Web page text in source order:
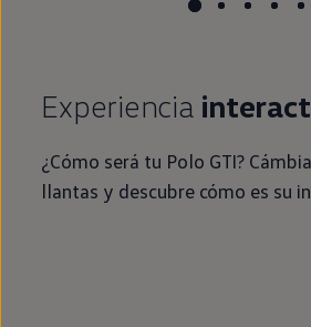
Experiencia
¿Cómo será tu Polo GTI?
llantas y descubre cómo es su